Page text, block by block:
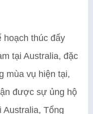
hoạch thúc đẩy
tại Australia, đặc
mùa vụ hiện tại,
được sự ủng hộ
Tổng